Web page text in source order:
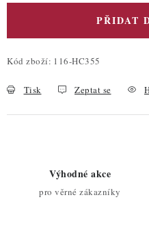
PŘIDAT
Kód zboží: 116-HC355
Tisk Zeptat se
Výhodné akce
pro věrné zákazníky